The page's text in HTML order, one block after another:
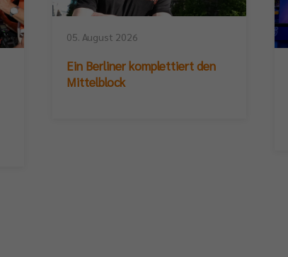
05. August 2026
Ein Berliner komplettiert den
Mittelblock